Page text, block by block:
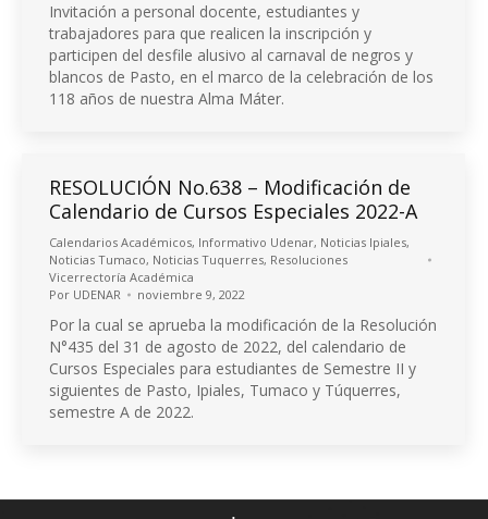
Invitación a personal docente, estudiantes y
trabajadores para que realicen la inscripción y
participen del desfile alusivo al carnaval de negros y
blancos de Pasto, en el marco de la celebración de los
118 años de nuestra Alma Máter.
RESOLUCIÓN No.638 – Modificación de
Calendario de Cursos Especiales 2022-A
Calendarios Académicos, Informativo Udenar, Noticias Ipiales,
Noticias Tumaco, Noticias Tuquerres, Resoluciones
Vicerrectoría Académica
Por UDENAR noviembre 9, 2022
Por la cual se aprueba la modificación de la Resolución
N°435 del 31 de agosto de 2022, del calendario de
Cursos Especiales para estudiantes de Semestre II y
siguientes de Pasto, Ipiales, Tumaco y Túquerres,
semestre A de 2022.